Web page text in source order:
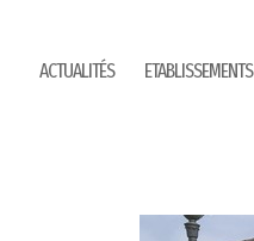
ACTUALITÉS ETABLISSEMENTS